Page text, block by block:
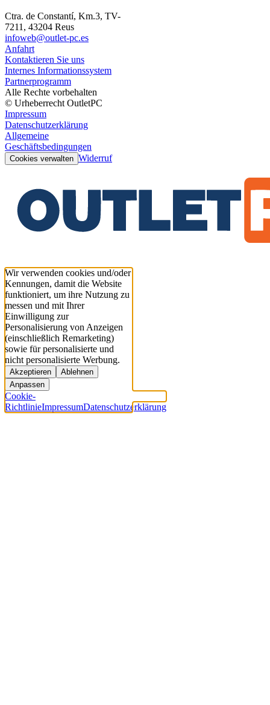
Ctra. de Constantí, Km.3, TV-
7211, 43204 Reus
infoweb@outlet-pc.es
Anfahrt
Kontaktieren Sie uns
Internes Informationssystem
Partnerprogramm
Alle Rechte vorbehalten
© Urheberrecht OutletPC
Impressum
Datenschutzerklärung
Allgemeine
Geschäftsbedingungen
Cookies verwalten Widerruf
Wir verwenden cookies und/oder
Kennungen, damit die Website
funktioniert, um ihre Nutzung zu
messen und mit Ihrer
Einwilligung zur
Personalisierung von Anzeigen
(einschließlich Remarketing)
sowie für personalisierte und
nicht personalisierte Werbung.
Akzeptieren
Ablehnen
Anpassen
Cookie-
RichtlinieImpressumDatenschutzerklärung